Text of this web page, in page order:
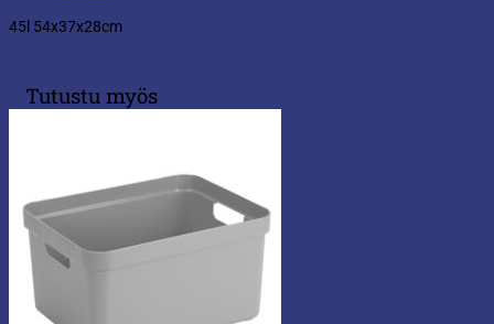
45l 54x37x28cm
Tutustu myös